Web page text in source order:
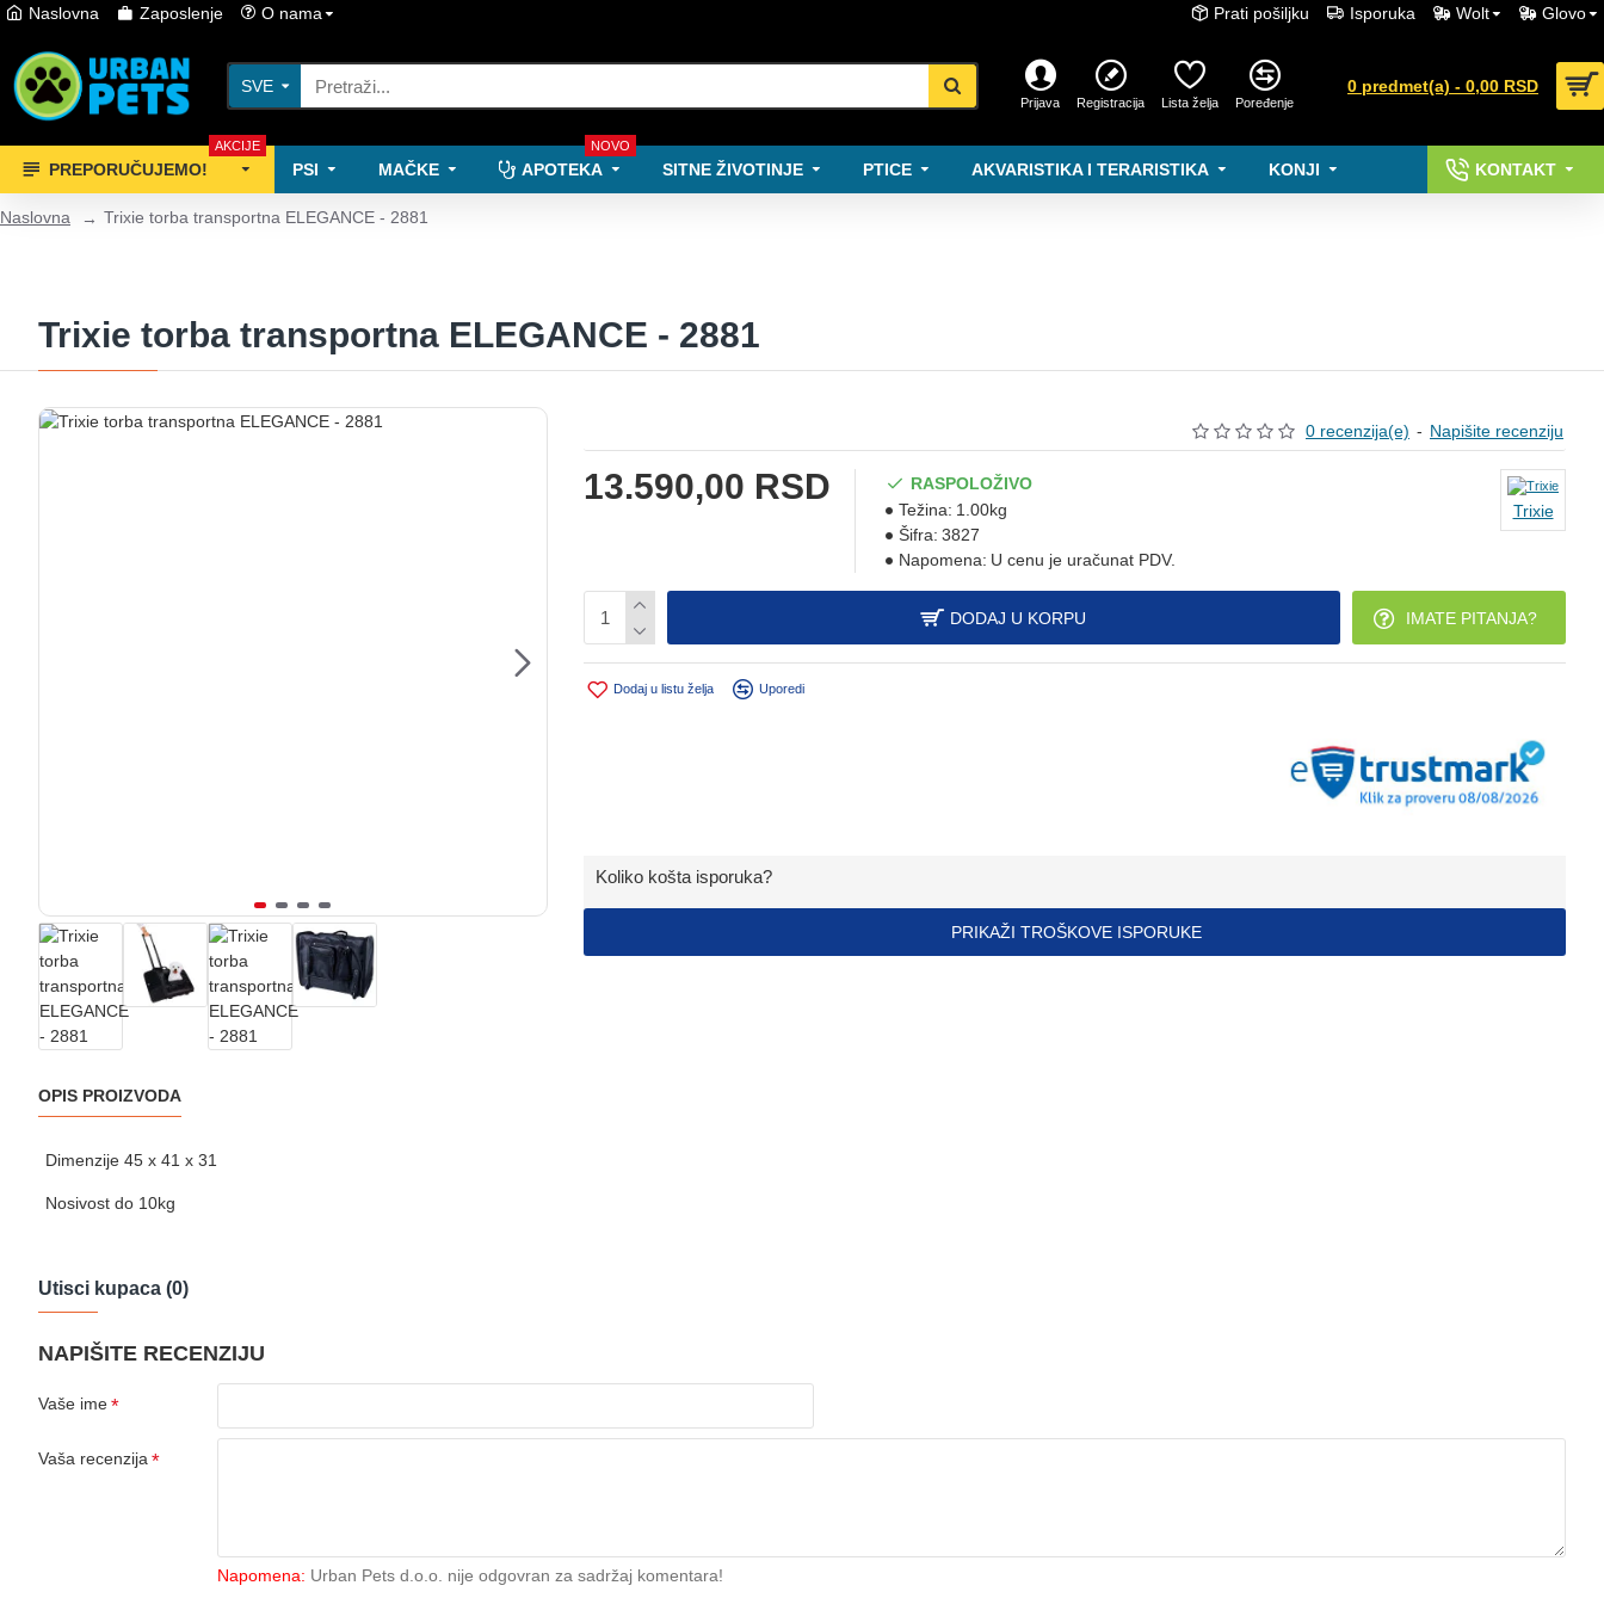
Naslovna Zaposlenje O nama Prati pošiljku Isporuka Wolt Glovo
SVE
Prijava Registracija Lista želja Poređenje
0 predmet(a) - 0,00 RSD
PREPORUČUJEMO!
AKCIJE
PSI MAČKE APOTEKA
NOVO
SITNE ŽIVOTINJE PTICE AKVARISTIKA I TERARISTIKA KONJI KONTAKT
Naslovna Trixie torba transportna ELEGANCE - 2881
Trixie torba transportna ELEGANCE - 2881
0 recenzija(e) - Napišite recenziju
13.590,00 RSD
RASPOLOŽIVO
Težina: 1.00kg
Šifra: 3827
Napomena: U cenu je uračunat PDV.
Trixie
DODAJ U KORPU IMATE PITANJA?
Dodaj u listu želja Uporedi
Koliko košta isporuka?
PRIKAŽI TROŠKOVE ISPORUKE
OPIS PROIZVODA
Dimenzije 45 x 41 x 31
Nosivost do 10kg
Utisci kupaca (0)
NAPIŠITE RECENZIJU
Vaše ime
Vaša recenzija
Napomena: Urban Pets d.o.o. nije odgovran za sadržaj komentara!